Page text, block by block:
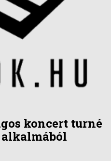
koncert turné
alkalmából